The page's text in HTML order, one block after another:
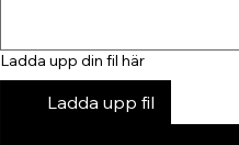
Ladda upp din fil här
Ladda upp fil